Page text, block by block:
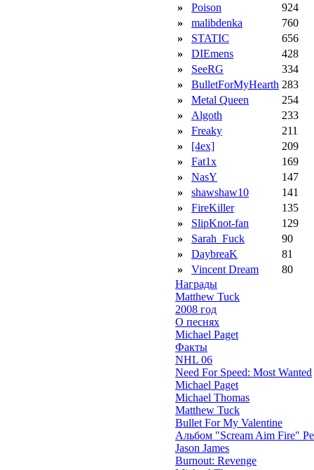
»
Poison
924
»
malibdenka
760
»
STATIC
656
»
DIEmens
428
»
SeeRG
334
»
BulletForMyHearth 283
»
Metal Queen
254
»
Algoth
233
»
Freaky
211
»
[4ex]
209
»
Fat1x
169
»
NasY
147
»
shawshaw10
141
»
FireKiller
135
»
SlipKnot-fan
129
»
Sarah_Fuck
90
»
DaybreaK
81
»
Vincent Dream
80
Награды
Matthew Tuck
2008 год
О песнях
Michael Paget
Факты
NHL 06
Need For Speed: Most Wanted
Michael Paget
Michael Thomas
Matthew Tuck
Bullet For My Valentine
Альбом "Scream Aim Fire"
Jason James
Burnout: Revenge